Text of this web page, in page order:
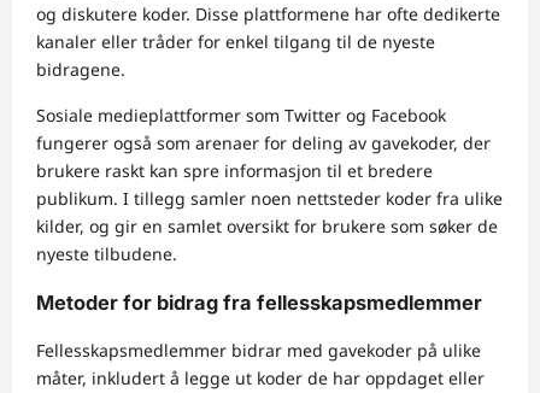
og diskutere koder. Disse plattformene har ofte dedikerte
kanaler eller tråder for enkel tilgang til de nyeste
bidragene.
Sosiale medieplattformer som Twitter og Facebook
fungerer også som arenaer for deling av gavekoder, der
brukere raskt kan spre informasjon til et bredere
publikum. I tillegg samler noen nettsteder koder fra ulike
kilder, og gir en samlet oversikt for brukere som søker de
nyeste tilbudene.
Metoder for bidrag fra fellesskapsmedlemmer
Fellesskapsmedlemmer bidrar med gavekoder på ulike
måter, inkludert å legge ut koder de har oppdaget eller